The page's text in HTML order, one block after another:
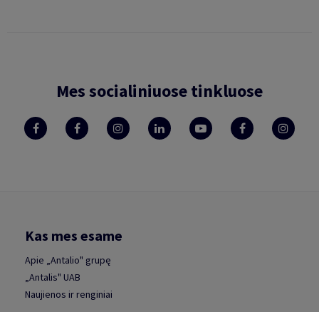
Mes socialiniuose tinkluose
Kas mes esame
Apie „Antalio" grupę
„Antalis" UAB
Naujienos ir renginiai